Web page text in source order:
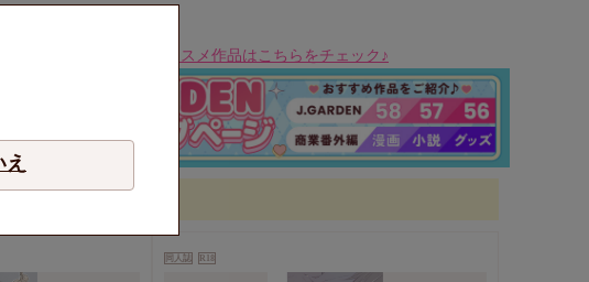
▼過去のJ.GARDENオススメ作品はこちらをチェック♪
同人誌 R18